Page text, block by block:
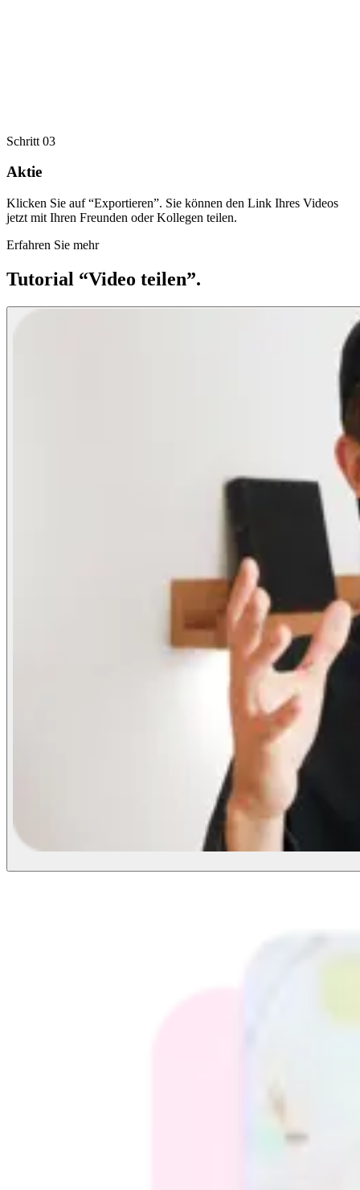
Schritt 03
Aktie
Klicken Sie auf “Exportieren”. Sie können den Link Ihres Videos
jetzt mit Ihren Freunden oder Kollegen teilen.
Erfahren Sie mehr
Tutorial “Video teilen”.